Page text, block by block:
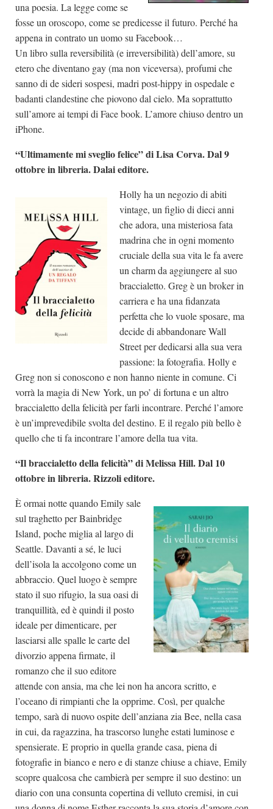
una poesia. La legge come se
fosse un oroscopo, come se predicesse il futuro. Perché ha
appena in contrato un uomo su Facebook…
Un libro sulla reversibilità (e irreversibilità) dell’amore, su
etero che diventano gay (ma non viceversa), profumi che
sanno di de sideri sospesi, madri post-hippy in ospedale e
badanti clandestine che piovono dal cielo. Ma soprattutto
sull’amore ai tempi di Face book. L’amore chiuso dentro un
iPhone.
“Ultimamente mi sveglio felice” di Lisa Corva. Dal 9
ottobre in libreria. Dalai editore.
Holly ha un negozio di abiti
vintage, un figlio di dieci anni
che adora, una misteriosa fata
madrina che in ogni momento
cruciale della sua vita le fa avere
un charm da aggiungere al suo
braccialetto. Greg è un broker in
carriera e ha una fidanzata
perfetta che lo vuole sposare, ma
decide di abbandonare Wall
Street per dedicarsi alla sua vera
passione: la fotografia. Holly e
Greg non si conoscono e non hanno niente in comune. Ci
vorrà la magia di New York, un po’ di fortuna e un altro
braccialetto della felicità per farli incontrare. Perché l’amore
è un’imprevedibile svolta del destino. E il regalo più bello è
quello che ti fa incontrare l’amore della tua vita.
“Il braccialetto della felicità” di Melissa Hill. Dal 10
ottobre in libreria. Rizzoli editore.
È ormai notte quando Emily sale
sul traghetto per Bainbridge
Island, poche miglia al largo di
Seattle. Davanti a sé, le luci
dell’isola la accolgono come un
abbraccio. Quel luogo è sempre
stato il suo rifugio, la sua oasi di
tranquillità, ed è quindi il posto
ideale per dimenticare, per
lasciarsi alle spalle le carte del
divorzio appena firmate, il
romanzo che il suo editore
attende con ansia, ma che lei non ha ancora scritto, e
l’oceano di rimpianti che la opprime. Così, per qualche
tempo, sarà di nuovo ospite dell’anziana zia Bee, nella casa
in cui, da ragazzina, ha trascorso lunghe estati luminose e
spensierate. E proprio in quella grande casa, piena di
fotografie in bianco e nero e di stanze chiuse a chiave, Emily
scopre qualcosa che cambierà per sempre il suo destino: un
diario con una consunta copertina di velluto cremisi, in cui